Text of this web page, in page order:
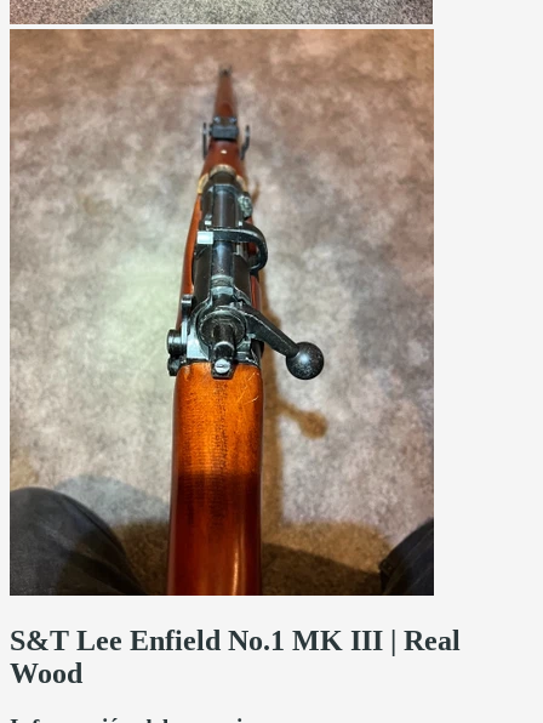
S&T Lee Enfield No.1 MK III | Real
Wood